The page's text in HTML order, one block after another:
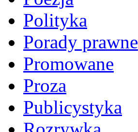
Polityka
Porady prawne
Promowane
Proza
Publicystyka